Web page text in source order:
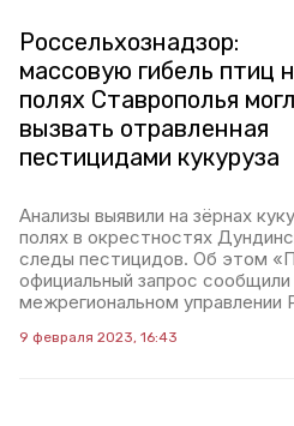
Россельхознадзор:
массовую гибель птиц
полях Ставрополья
вызвать отравленная
пестицидами кукуруза
Анализы выявили на зёрнах
полях в окрестностях
следы пестицидов. Об этом
официальный запрос
межрегиональном управлении
9 февраля 2023, 16:43